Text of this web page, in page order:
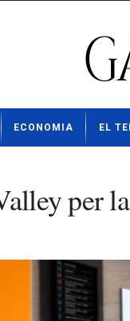
ECONOMIA EL
per